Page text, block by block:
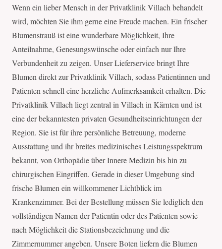
Wenn ein lieber Mensch in der Privatklinik Villach behandelt
wird, möchten Sie ihm gerne eine Freude machen. Ein frischer
Blumenstrauß ist eine wunderbare Möglichkeit, Ihre
Anteilnahme, Genesungswünsche oder einfach nur Ihre
Verbundenheit zu zeigen. Unser Lieferservice bringt Ihre
Blumen direkt zur Privatklinik Villach, sodass Patientinnen und
Patienten schnell eine herzliche Aufmerksamkeit erhalten. Die
Privatklinik Villach liegt zentral in Villach in Kärnten und ist
eine der bekanntesten privaten Gesundheitseinrichtungen der
Region. Sie ist für ihre persönliche Betreuung, moderne
Ausstattung und ihr breites medizinisches Leistungsspektrum
bekannt, von Orthopädie über Innere Medizin bis hin zu
chirurgischen Eingriffen. Gerade in dieser Umgebung sind
frische Blumen ein willkommener Lichtblick im
Krankenzimmer. Bei der Bestellung müssen Sie lediglich den
vollständigen Namen der Patientin oder des Patienten sowie
nach Möglichkeit die Stationsbezeichnung und die
Zimmernummer angeben. Unsere Boten liefern die Blumen